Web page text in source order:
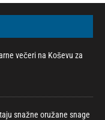
večeri na Koševu za
snažne oružane snage